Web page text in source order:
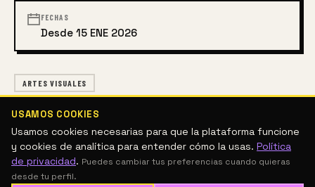
ARTES VISUALES
DESCRIPCIÓN
Entre huesos y papel. Taller que enseña la artesanía
tradicional mexicana de cartonería, con énfasis en
FECHAS
Desde 15 ENE 2026
USAMOS COOKIES
Usamos cookies necesarias para que la plataforma funcione
y cookies de analítica para entender cómo la usas. Política
de privacidad. Puedes cambiar tus preferencias cuando quieras
desde tu perfil.